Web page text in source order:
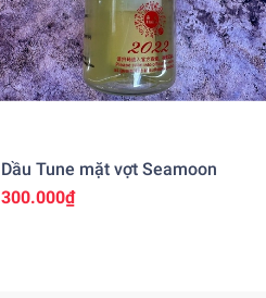
Dầu Tune mặt vợt Seamoon
300.000₫